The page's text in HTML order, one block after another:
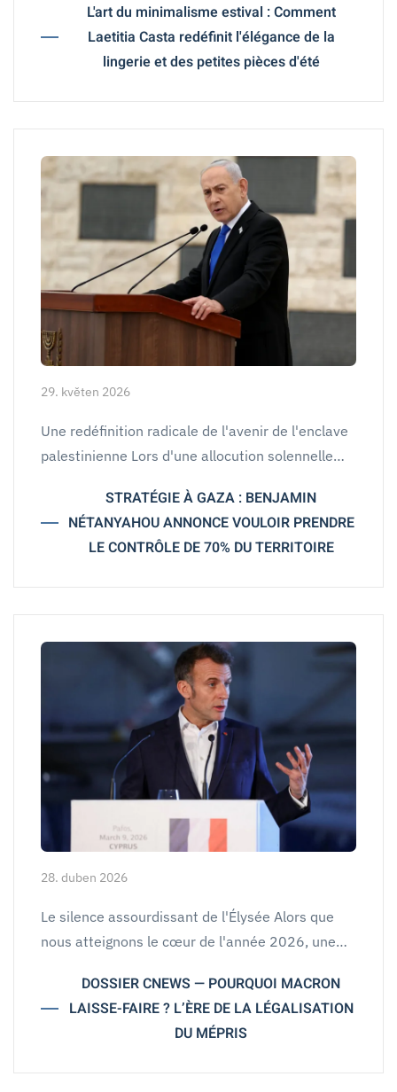
L'art du minimalisme estival : Comment
Laetitia Casta redéfinit l'élégance de la
lingerie et des petites pièces d'été
29. květen 2026
Une redéfinition radicale de l'avenir de l'enclave
palestinienne Lors d'une allocution solennelle…
STRATÉGIE À GAZA : BENJAMIN
NÉTANYAHOU ANNONCE VOULOIR PRENDRE
LE CONTRÔLE DE 70% DU TERRITOIRE
28. duben 2026
Le silence assourdissant de l'Élysée Alors que
nous atteignons le cœur de l'année 2026, une…
DOSSIER CNEWS — POURQUOI MACRON
LAISSE-FAIRE ? L’ÈRE DE LA LÉGALISATION
DU MÉPRIS